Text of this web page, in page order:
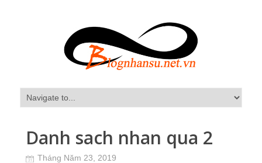
Danh sach nhan qua 2
Tháng Năm 23, 2019